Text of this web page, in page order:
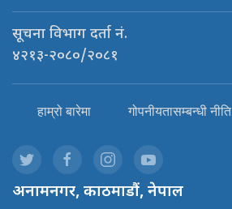
सूचना विभाग दर्ता नं.
४२१३-२०८०/२०८१
हाम्रो बारेमा गोपनीयतासम्बन्धी नीति
अनामनगर, काठमाडौं, नेपाल